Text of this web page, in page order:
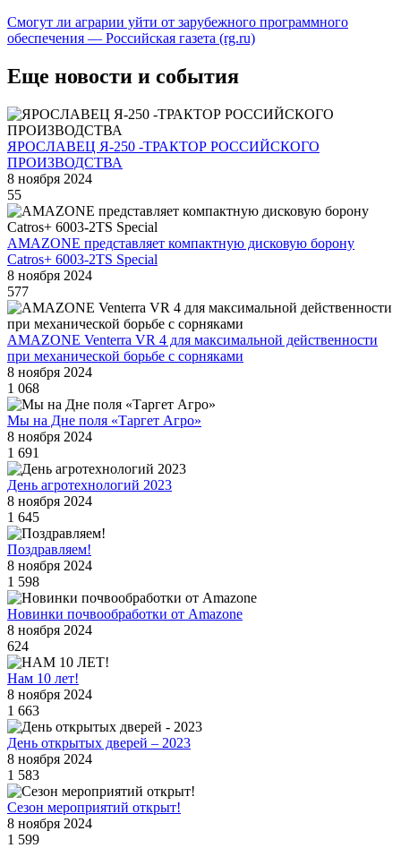
Смогут ли аграрии уйти от зарубежного программного
обеспечения — Российская газета (rg.ru)
Еще новости и события
ЯРОСЛАВЕЦ Я-250 -ТРАКТОР РОССИЙСКОГО
ПРОИЗВОДСТВА
8 ноября 2024
55
AMAZONE представляет компактную дисковую борону
Catros+ 6003-2TS Special
8 ноября 2024
577
AMAZONE Venterra VR 4 для максимальной действенности
при механической борьбе с сорняками
8 ноября 2024
1 068
Мы на Дне поля «Таргет Агро»
8 ноября 2024
1 691
День агротехнологий 2023
8 ноября 2024
1 645
Поздравляем!
8 ноября 2024
1 598
Новинки почвообработки от Amazone
8 ноября 2024
624
Нам 10 лет!
8 ноября 2024
1 663
День открытых дверей – 2023
8 ноября 2024
1 583
Сезон мероприятий открыт!
8 ноября 2024
1 599